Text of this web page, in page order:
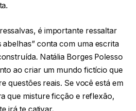
é importante ressaltar
abelhas” conta com uma escrita
Natália Borges Polesso
ao criar um mundo fictício que
questões reais. Se você está em
que misture ficção e reflexão,
irá te cativar.